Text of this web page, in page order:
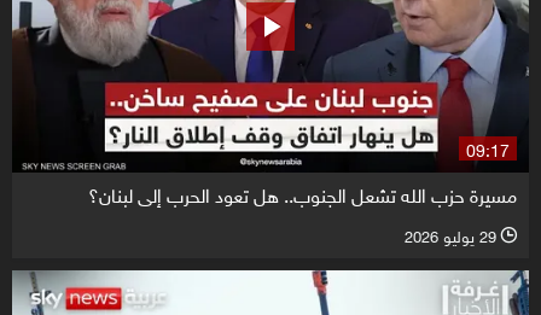
09:17
مسيرة حزب الله تشعل الجنوب.. هل تعود الحرب إلى لبنان؟
l 29 يوليو 2026